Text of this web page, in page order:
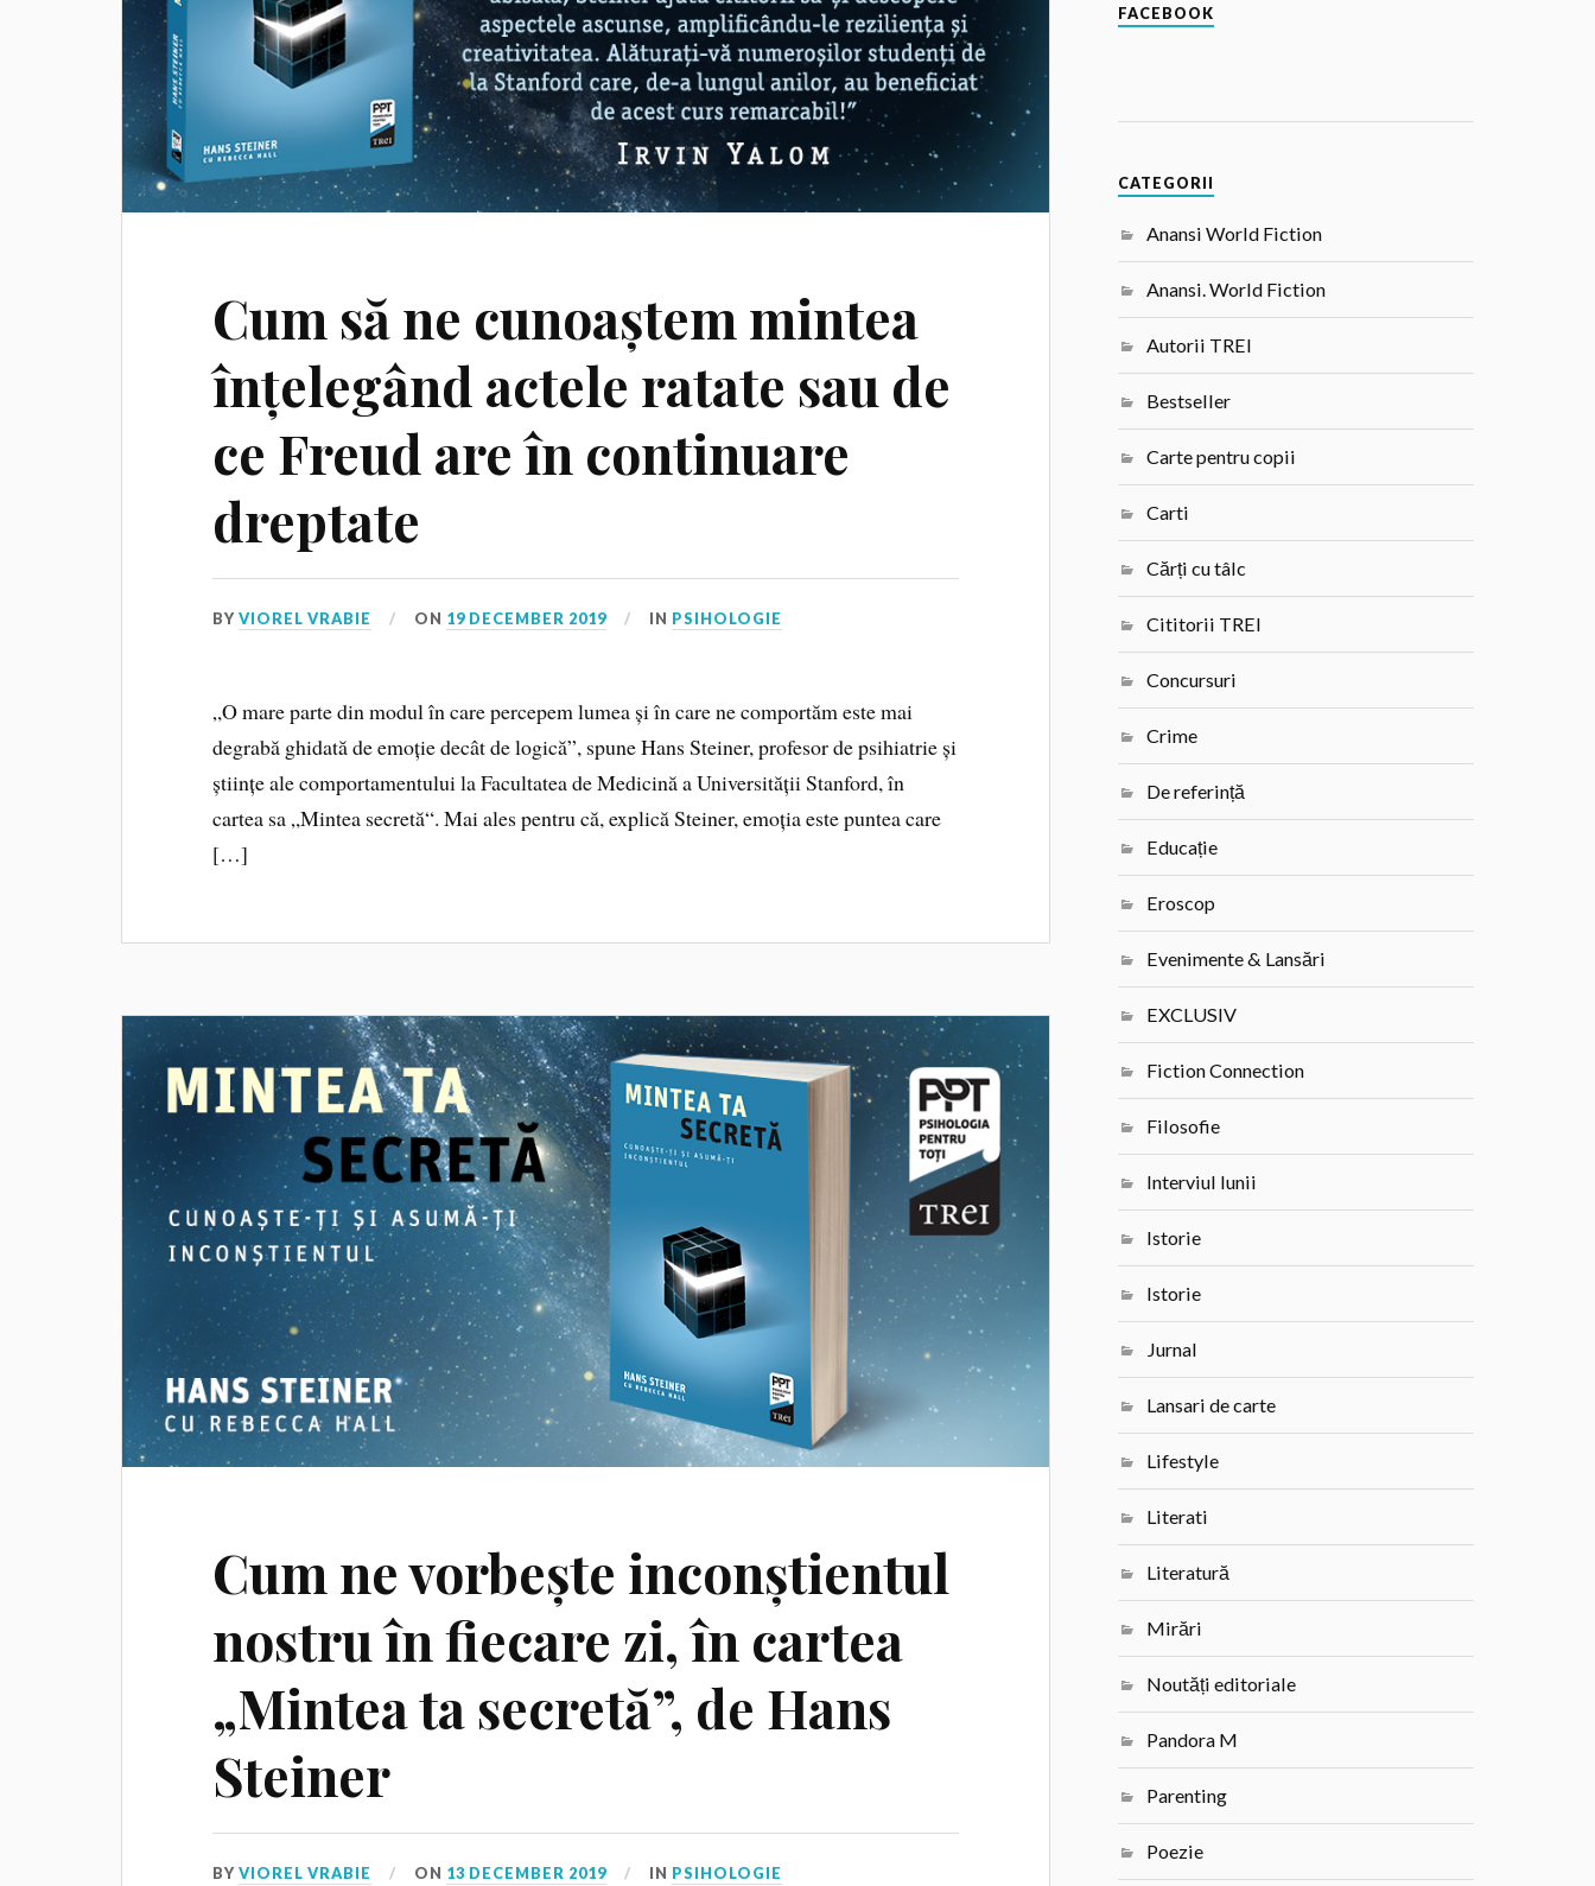
Cum să ne cunoaștem mintea
înțelegând actele ratate sau de
ce Freud are în continuare
dreptate
BYVIOREL VRABIE ON 19 DECEMBER 2019 IN PSIHOLOGIE
„O mare parte din modul în care percepem lumea și în care ne comportăm este mai
degrabă ghidată de emoție decât de logică”, spune Hans Steiner, profesor de psihiatrie și
științe ale comportamentului la Facultatea de Medicină a Universității Stanford, în
cartea sa „Mintea secretă“. Mai ales pentru că, explică Steiner, emoția este puntea care
[…]
Cum ne vorbește inconștientul
nostru în fiecare zi, în cartea
„Mintea ta secretă”, de Hans
Steiner
BYVIOREL VRABIE ON 13 DECEMBER 2019 IN PSIHOLOGIE
FACEBOOK
CATEGORII
Anansi World Fiction
Anansi. World Fiction
Autorii TREI
Bestseller
Carte pentru copii
Carti
Cărți cu tâlc
Cititorii TREI
Concursuri
Crime
De referință
Educație
Eroscop
Evenimente & Lansări
EXCLUSIV
Fiction Connection
Filosofie
Interviul lunii
Istorie
Istorie
Jurnal
Lansari de carte
Lifestyle
Literati
Literatură
Mirări
Noutăți editoriale
Pandora M
Parenting
Poezie